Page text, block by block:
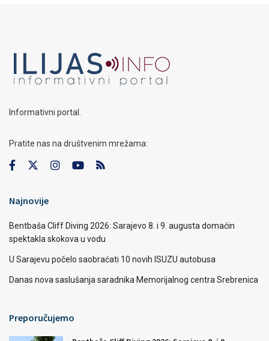
Informativni portal.
Pratite nas na društvenim mrežama:
Najnovije
Bentbaša Cliff Diving 2026: Sarajevo 8. i 9. augusta domaćin
spektakla skokova u vodu
U Sarajevu počelo saobraćati 10 novih ISUZU autobusa
Danas nova saslušanja saradnika Memorijalnog centra Srebrenica
Preporučujemo